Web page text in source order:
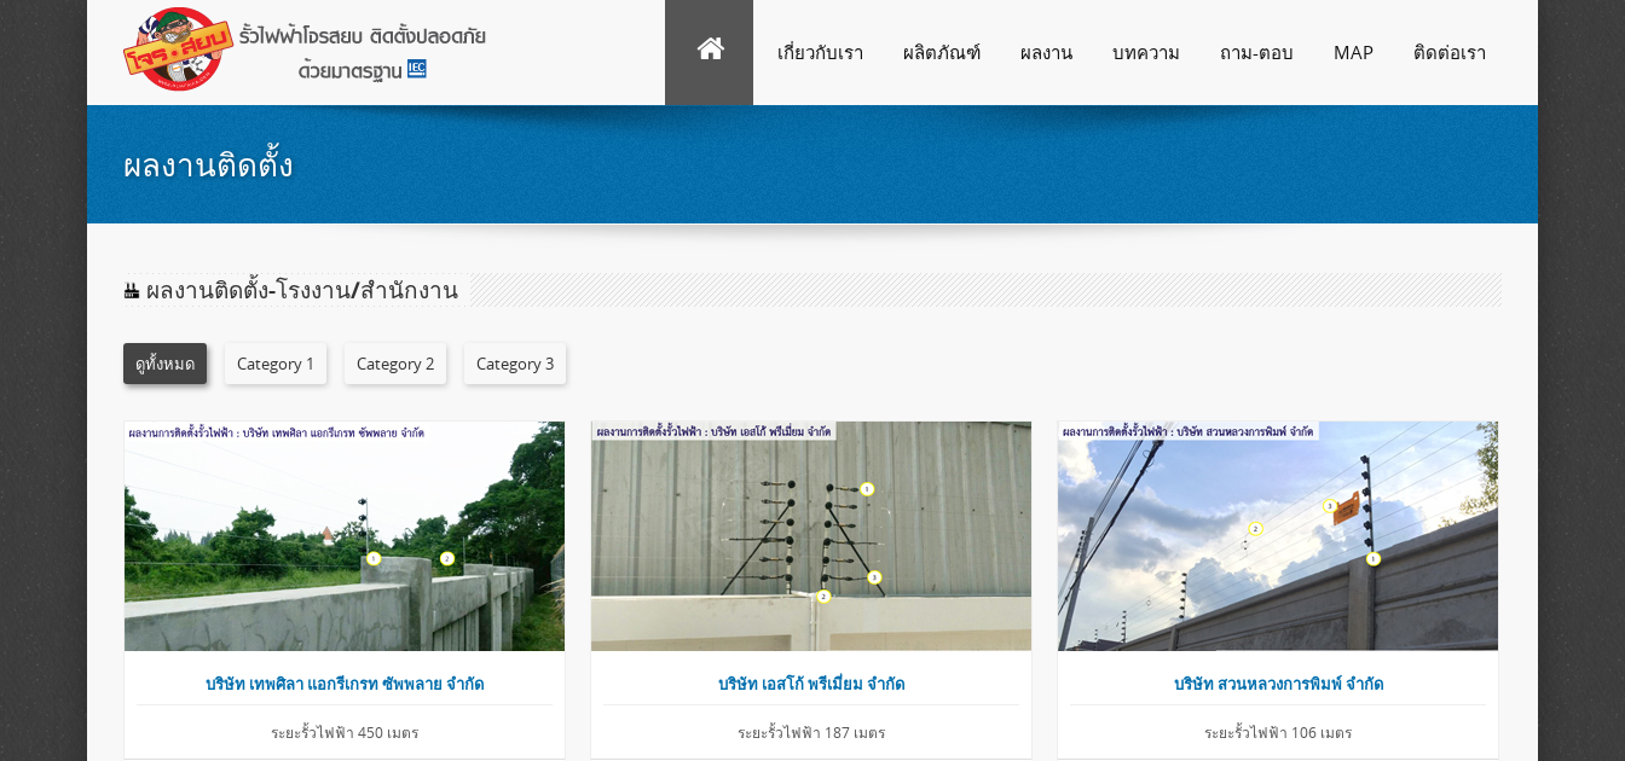
เกี่ยวกับเรา ผลิตภัณฑ์ ผลงาน บทความ ถาม-ตอบ MAP ติดต่อเรา
ผลงานติดตั้ง
ผลงานติดตั้ง-โรงงาน/สำนักงาน
ดูทั้งหมด Category 1 Category 2 Category 3
บริษัท เทพศิลา แอกรีเกรท ซัพพลาย จำกัด
ระยะรั้วไฟฟ้า 450 เมตร
บริษัท เอสโก้ พรีเมี่ยม จำกัด
ระยะรั้วไฟฟ้า 187 เมตร
บริษัท สวนหลวงการพิมพ์ จำกัด
ระยะรั้วไฟฟ้า 106 เมตร